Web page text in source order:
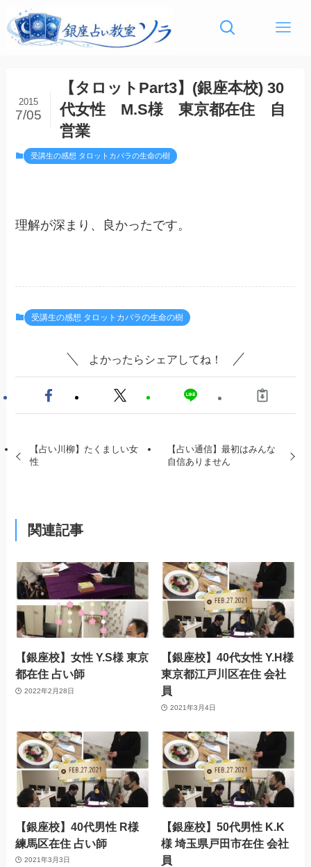
【タロットPart3】(銀座本校) 30
代女性 M.S様 東京都在住 自
営業
2015
7/05
受講生の感想 タロットカバラの生命の樹
理解が深まり、良かったです。
受講生の感想 タロットカバラの生命の樹
よかったらシェアしてね！
【占い川柳】たくましい女
性
【占い通信】最初はみんな
自信ありません
関連記事
【銀座校】女性 Y.S様 東京
都在住 占い師
2022年2月28日
【銀座校】40代女性 Y.H様
東京都江戸川区在住 会社
員
2021年3月4日
【銀座校】40代男性 R様
練馬区在住 占い師
2021年3月3日
【銀座校】50代男性 K.K
様 埼玉県戸田市在住 会社
員